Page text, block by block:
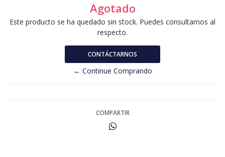
Agotado
Este producto se ha quedado sin stock. Puedes consultarnos al
respecto.
CONTÁCTARNOS
← Continue Comprando
COMPARTIR